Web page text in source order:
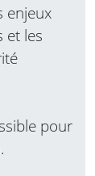
enjeux
et les
pour